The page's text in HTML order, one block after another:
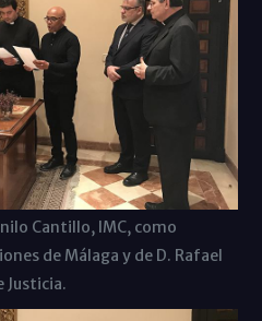
Cantillo, IMC, como
de Málaga y de D. Rafael
Justicia.